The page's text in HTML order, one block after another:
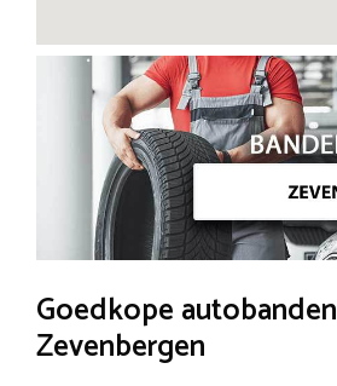
Goedkope autobanden
Zevenbergen